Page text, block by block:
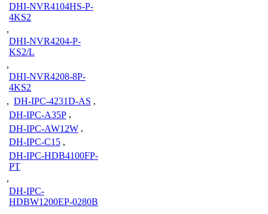
DHI-NVR4104HS-P-
4KS2
,
DHI-NVR4204-P-
KS2/L
,
DHI-NVR4208-8P-
4KS2
, DH-IPC-4231D-AS ,
DH-IPC-A35P ,
DH-IPC-AW12W ,
DH-IPC-C15 ,
DH-IPC-HDB4100FP-
PT
,
DH-IPC-
HDBW1200EP-0280B